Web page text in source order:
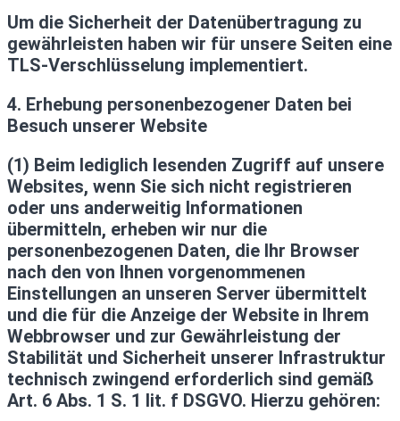
Um die Sicherheit der Datenübertragung zu
gewährleisten haben wir für unsere Seiten eine
TLS-Verschlüsselung implementiert.
4. Erhebung personenbezogener Daten bei
Besuch unserer Website
(1) Beim lediglich lesenden Zugriff auf unsere
Websites, wenn Sie sich nicht registrieren
oder uns anderweitig Informationen
übermitteln, erheben wir nur die
personenbezogenen Daten, die Ihr Browser
nach den von Ihnen vorgenommenen
Einstellungen an unseren Server übermittelt
und die für die Anzeige der Website in Ihrem
Webbrowser und zur Gewährleistung der
Stabilität und Sicherheit unserer Infrastruktur
technisch zwingend erforderlich sind gemäß
Art. 6 Abs. 1 S. 1 lit. f DSGVO. Hierzu gehören: